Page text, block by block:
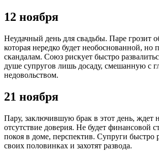
12 ноября
Неудачный день для свадьбы. Паре грозит
которая нередко будет необоснованной, но
скандалам. Союз рискует быстро
душе супругов лишь досаду, смешанную с
недовольством.
21 ноября
Пару, заключившую брак в этот день, ждет
отсутствие доверия. Не будет финансовой
покоя в доме, перспектив. Супруги быстро
своих половинках и захотят развода.